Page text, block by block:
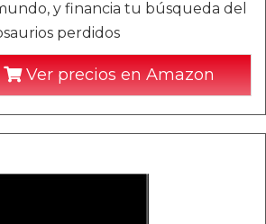
y financia tu búsqueda del
perdidos
Ver precios en Amazon